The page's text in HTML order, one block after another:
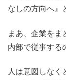
なしの方向へ』
まあ、企業をま
内部で従事する
人は意図しなく